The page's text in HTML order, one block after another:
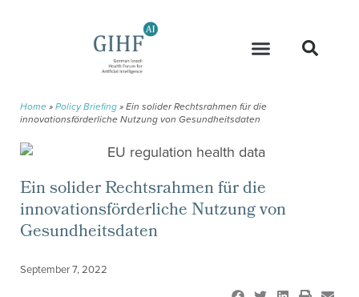
Home » Policy Briefing » Ein solider Rechtsrahmen für die
innovationsförderliche Nutzung von Gesundheitsdaten
Ein solider Rechtsrahmen für die
innovationsförderliche Nutzung von
Gesundheitsdaten
September 7, 2022